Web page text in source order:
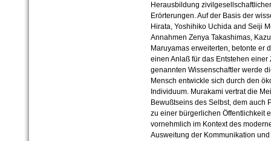
Herausbildung
Erörterungen. Auf der Basis der
Hirata, Yoshihiko Uchida and Seiji
Annahmen Zenya Takashimas,
Maruyamas erweiterten, betonte er
einen Anlaß für das Entstehen
genannten Wissenschaftler werde
Mensch entwickle sich durch den
Individuum. Murakami vertrat die
Bewußtseins des Selbst, dem auch
zu einer bürgerlichen Öffentlichkeit
vornehmlich im Kontext des
Ausweitung der Kommunikation